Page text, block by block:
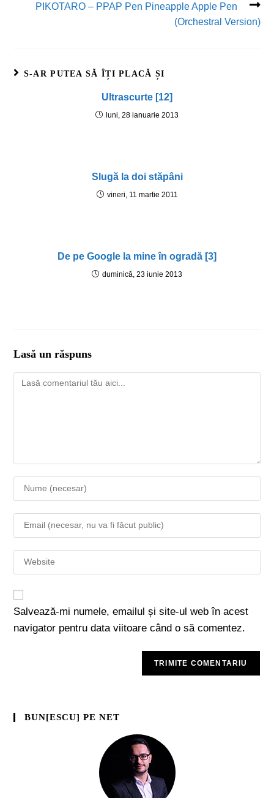
PIKOTARO – PPAP Pen Pineapple Apple Pen
(Orchestral Version)
S-AR PUTEA SĂ ÎȚI PLACĂ ȘI
Ultrascurte [12]
luni, 28 ianuarie 2013
Slugă la doi stăpâni
vineri, 11 martie 2011
De pe Google la mine în ogradă [3]
duminică, 23 iunie 2013
Lasă un răspuns
Salvează-mi numele, emailul și site-ul web în acest
navigator pentru data viitoare când o să comentez.
BUN[ESCU] PE NET